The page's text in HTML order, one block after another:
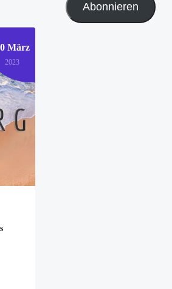
März
2023
Abonnieren